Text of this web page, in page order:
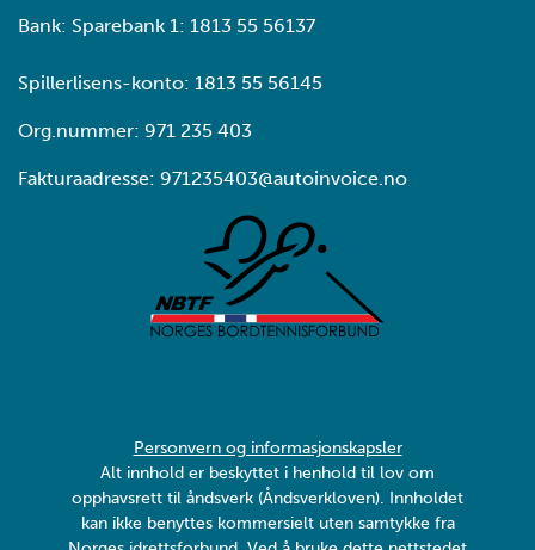
Bank: Sparebank 1: 1813 55 56137
Spillerlisens-konto: 1813 55 56145
Org.nummer: 971 235 403
Fakturaadresse: 971235403@autoinvoice.no
Personvern og informasjonskapsler
Alt innhold er beskyttet i henhold til lov om
opphavsrett til åndsverk (Åndsverkloven). Innholdet
kan ikke benyttes kommersielt uten samtykke fra